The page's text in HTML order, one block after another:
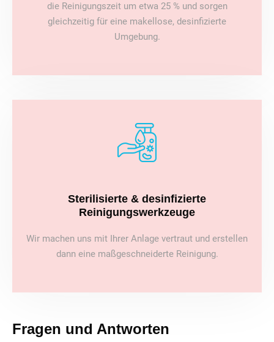
die Reinigungszeit um etwa 25 % und sorgen
gleichzeitig für eine makellose, desinfizierte
Umgebung.
Sterilisierte & desinfizierte
Reinigungswerkzeuge
Wir machen uns mit Ihrer Anlage vertraut und erstellen
dann eine maßgeschneiderte Reinigung.
Fragen und Antworten